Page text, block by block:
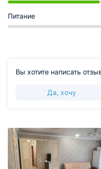
Питание
Вы хотите написать
Да, хочу